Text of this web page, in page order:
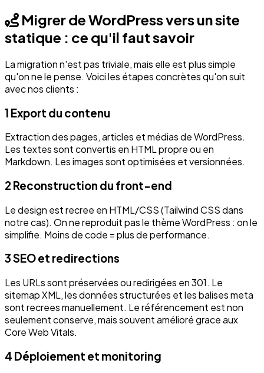
Migrer de WordPress vers un site
statique : ce qu'il faut savoir
La migration n'est pas triviale, mais elle est plus simple
qu'on ne le pense. Voici les étapes concrètes qu'on suit
avec nos clients :
1 Export du contenu
Extraction des pages, articles et médias de WordPress.
Les textes sont convertis en HTML propre ou en
Markdown. Les images sont optimisées et versionnées.
2 Reconstruction du front-end
Le design est recree en HTML/CSS (Tailwind CSS dans
notre cas). On ne reproduit pas le thème WordPress : on le
simplifie. Moins de code = plus de performance.
3SEO et redirections
Les URLs sont préservées ou redirigées en 301. Le
sitemap XML, les données structurées et les balises meta
sont recrees manuellement. Le référencement est non
seulement conserve, mais souvent amélioré grace aux
Core Web Vitals.
4 Déploiement et monitoring